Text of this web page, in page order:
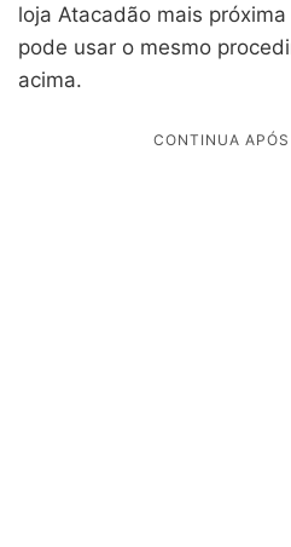
loja Atacadão mais
pode usar o mesmo
acima.